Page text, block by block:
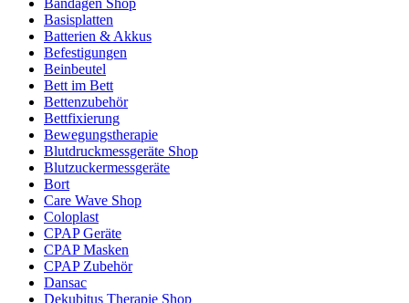
Bandagen Shop
Basisplatten
Batterien & Akkus
Befestigungen
Beinbeutel
Bett im Bett
Bettenzubehör
Bettfixierung
Bewegungstherapie
Blutdruckmessgeräte Shop
Blutzuckermessgeräte
Bort
Care Wave Shop
Coloplast
CPAP Geräte
CPAP Masken
CPAP Zubehör
Dansac
Dekubitus Therapie Shop